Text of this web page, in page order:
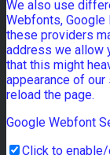
We also use
Webfonts, Google
these providers
address we allow
that this might
appearance of
reload the page.
Google Webfont
Click to